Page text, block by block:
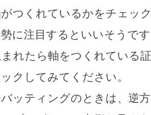
つくれているかをチェッ
に注目するといいそうで
れたら軸をつくれている
クしてみてください。
ッティングのときは、逆